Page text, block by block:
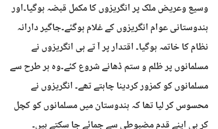
وسیع وعریض ملک پر انگریزوں کا مکمل قبضہ ہوگیا۔اور
ہندوستانی عوام انگریزوں کے غلام ہوگئے۔جاگیر دارانہ
نظام کا خاتمہ ہوگیا۔ اقتدار پر آ تے ہی انگریزوں نے
مسلمانوں پر ظلم و ستم ڈھانے شروع کئے۔وہ ہر طرح سے
مسلمانوں کو کمزور کردینا چاہتے تھے۔ انگریزوں نے
محسوس کر لیا تھا کہ ہندوستان میں مسلمانوں کو کچل
کر ہی اپنے قدم مضبوطی سے جمائے جا سکتے ہیں۔